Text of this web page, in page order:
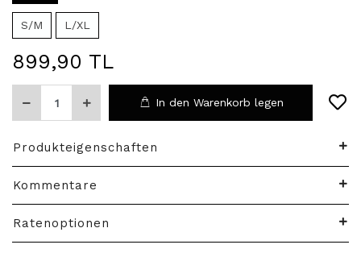
S/M L/XL
899,90 TL
In den Warenkorb legen
Produkteigenschaften
Kommentare
Ratenoptionen